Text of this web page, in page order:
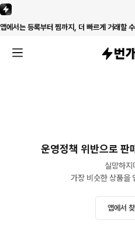
앱에서는 등록부터 찜까지, 더 빠르게 거래할
운영정책 위반으로 판
실망하지
가장 비슷한 상품을
앱에서